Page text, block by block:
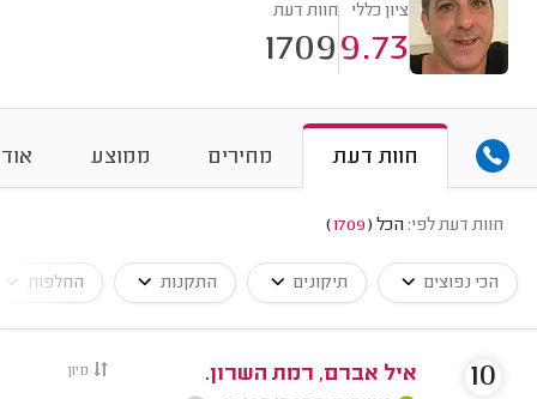
ציון כללי
9.73
חוות דעת
1709
חוות דעת מחירים ממוצע
חוות דעת לפי: הכל (
1709
)
הכי נפוצים תיקונים התקנות החלפות
מיון
איל אברם, רמת השרון.
10